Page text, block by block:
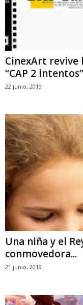
CinexArt revive
“CAP 2 intentos”
22 junio, 2019
Una niña y el
conmovedora...
21 junio, 2019